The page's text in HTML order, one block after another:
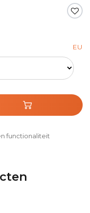
EU
functionaliteit